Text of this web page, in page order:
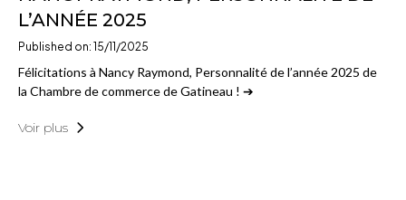
L’ANNÉE 2025
Published on: 15/11/2025
Félicitations à Nancy Raymond, Personnalité de l’année 2025 de
la Chambre de commerce de Gatineau ! ➔
Voir plus